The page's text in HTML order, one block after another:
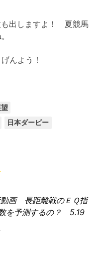
も出しますよ！ 夏競馬
んよう！
テ
ゴ
日本ダービー
画 長距離戦のＥＱ指
を予測するの？ 5.19